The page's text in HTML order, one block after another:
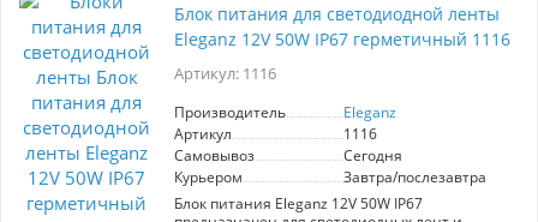
Блок питания для светодиодной ленты
Eleganz 12V 50W IP67 герметичный 1116
Артикул: 1116
Производитель
Eleganz
Артикул
1116
Самовывоз
Сегодня
Курьером
Завтра/послезавтра
Блок питания Eleganz 12V 50W IP67